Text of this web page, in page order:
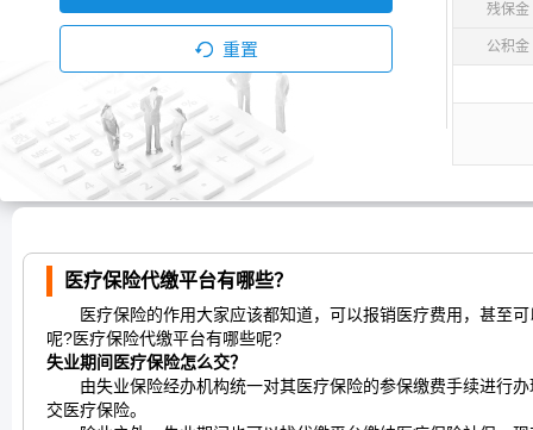
重置
残保金
公积金
医疗保险代缴平台有哪些？
医疗保险的作用大家应该都知道，可以报销医疗费用，甚至可
呢?医疗保险代缴平台有哪些呢?
失业期间医疗保险怎么交？
由失业保险经办机构统一对其医疗保险的参保缴费手续进行办
交医疗保险。